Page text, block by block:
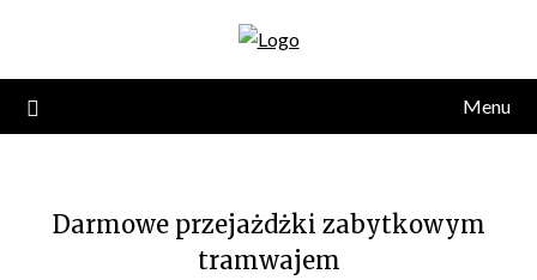
content
Menu
Darmowe przejażdżki zabytkowym
tramwajem